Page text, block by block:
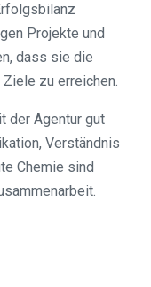
Projekte und
dass sie die
zu erreichen.
der Agentur gut
Verständnis
Chemie sind